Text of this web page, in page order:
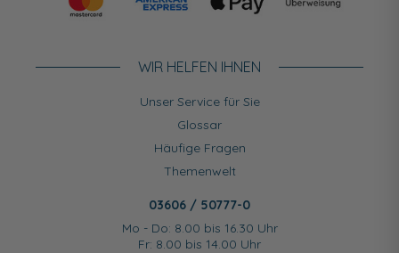
WIR HELFEN IHNEN
Unser Service für Sie
Glossar
Häufige Fragen
Themenwelt
03606 / 50777-0
Mo - Do: 8.00 bis 16.30 Uhr
Fr: 8.00 bis 14.00 Uhr